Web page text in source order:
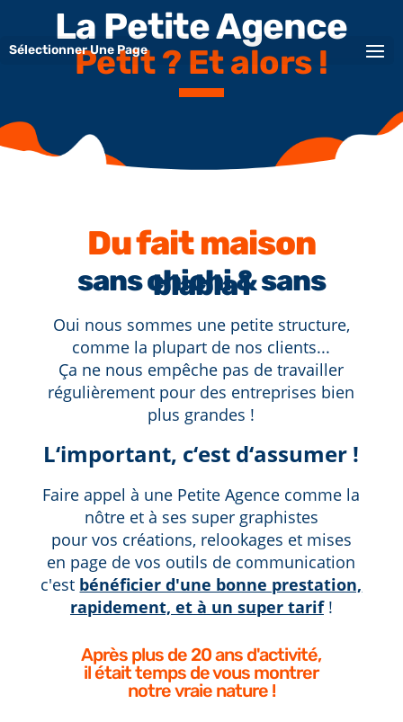
Sélectionner Une Page
La Petite Agence
Petit ? Et alors !
Du fait maison
sans chichi & sans
blabla !
Oui nous sommes une petite structure,
comme la plupart de nos clients...
Ça ne nous empêche pas de travailler
régulièrement pour des entreprises bien
plus grandes !
L‘important, c‘est d‘assumer !
Faire appel à une Petite Agence comme la
nôtre et à ses super graphistes
pour vos créations, relookages et mises
en page de vos outils de communication
c'est bénéficier d'une bonne prestation,
rapidement, et à un super tarif!
Après plus de 20 ans d'activité,
il était temps de vous montrer
notre vraie nature !